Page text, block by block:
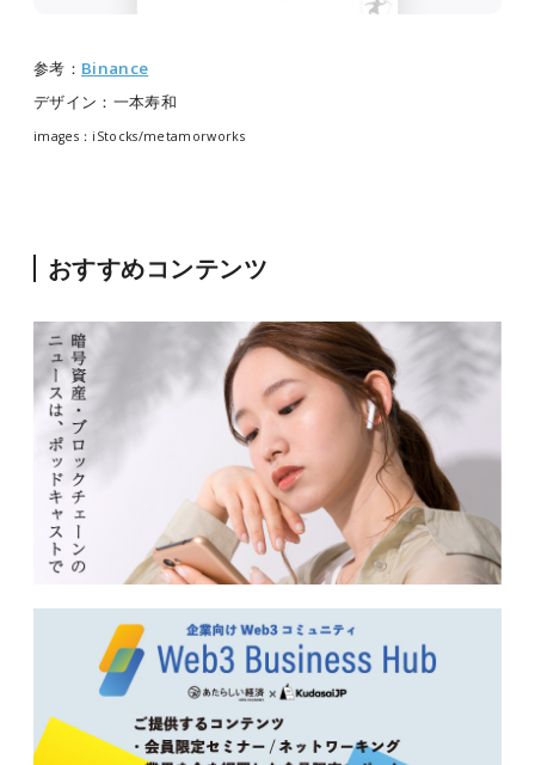
参考： Binance
デザイン：一本寿和
images：iStocks/metamorworks
おすすめコンテンツ